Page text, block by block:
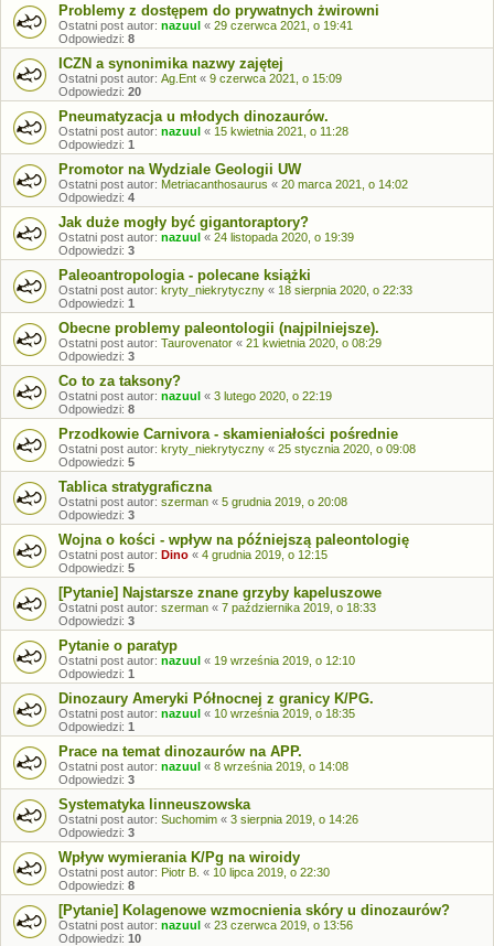
Problemy z dostępem do prywatnych żwirowni
Ostatni post autor: nazuul « 29 czerwca 2021, o 19:41
Odpowiedzi: 8
ICZN a synonimika nazwy zajętej
Ostatni post autor: Ag.Ent « 9 czerwca 2021, o 15:09
Odpowiedzi: 20
Pneumatyzacja u młodych dinozaurów.
Ostatni post autor: nazuul « 15 kwietnia 2021, o 11:28
Odpowiedzi: 1
Promotor na Wydziale Geologii UW
Ostatni post autor: Metriacanthosaurus « 20 marca 2021, o 14:02
Odpowiedzi: 4
Jak duże mogły być gigantoraptory?
Ostatni post autor: nazuul « 24 listopada 2020, o 19:39
Odpowiedzi: 3
Paleoantropologia - polecane książki
Ostatni post autor: kryty_niekrytyczny « 18 sierpnia 2020, o 22:33
Odpowiedzi: 1
Obecne problemy paleontologii (najpilniejsze).
Ostatni post autor: Taurovenator « 21 kwietnia 2020, o 08:29
Odpowiedzi: 3
Co to za taksony?
Ostatni post autor: nazuul « 3 lutego 2020, o 22:19
Odpowiedzi: 8
Przodkowie Carnivora - skamieniałości pośrednie
Ostatni post autor: kryty_niekrytyczny « 25 stycznia 2020, o 09:08
Odpowiedzi: 5
Tablica stratygraficzna
Ostatni post autor: szerman « 5 grudnia 2019, o 20:08
Odpowiedzi: 3
Wojna o kości - wpływ na późniejszą paleontologię
Ostatni post autor: Dino « 4 grudnia 2019, o 12:15
Odpowiedzi: 5
[Pytanie] Najstarsze znane grzyby kapeluszowe
Ostatni post autor: szerman « 7 października 2019, o 18:33
Odpowiedzi: 3
Pytanie o paratyp
Ostatni post autor: nazuul « 19 września 2019, o 12:10
Odpowiedzi: 1
Dinozaury Ameryki Północnej z granicy K/PG.
Ostatni post autor: nazuul « 10 września 2019, o 18:35
Odpowiedzi: 1
Prace na temat dinozaurów na APP.
Ostatni post autor: nazuul « 8 września 2019, o 14:08
Odpowiedzi: 3
Systematyka linneuszowska
Ostatni post autor: Suchomim « 3 sierpnia 2019, o 14:26
Odpowiedzi: 3
Wpływ wymierania K/Pg na wiroidy
Ostatni post autor: Piotr B. « 10 lipca 2019, o 22:30
Odpowiedzi: 8
[Pytanie] Kolagenowe wzmocnienia skóry u dinozaurów?
Ostatni post autor: nazuul « 23 czerwca 2019, o 13:56
Odpowiedzi: 10